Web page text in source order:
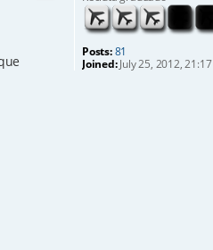
Posts:81
Joined:July 25, 2012, 21:17